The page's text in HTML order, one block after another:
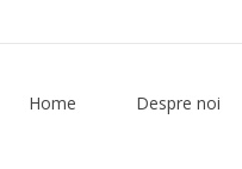
Home Despre noi